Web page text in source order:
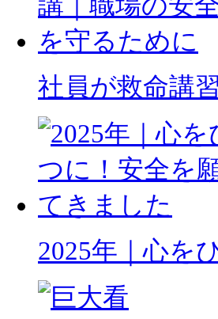
社員が救命講
2025年｜心を